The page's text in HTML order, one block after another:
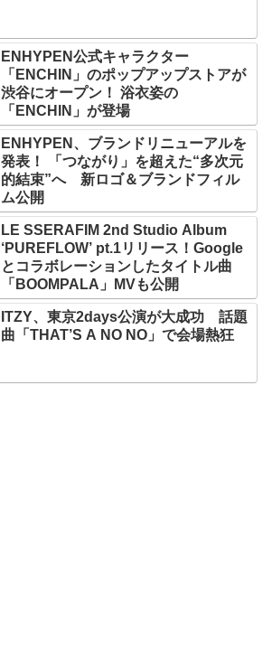
ENHYPEN公式キャラクター
「ENCHIN」のポップアップストアが
渋谷にオープン！ 浴衣姿の
「ENCHIN」が登場
ENHYPEN、ブランドリニューアルを
発表！ 「つながり」を超えた“多次元
的結束”へ 新ロゴ＆ブランドフィル
ム公開
LE SSERAFIM 2nd Studio Album
‘PUREFLOW’ pt.1リリース！Google
とコラボレーションしたタイトル曲
「BOOMPALA」MVも公開
ITZY、東京2days公演が大成功 話題
曲「THAT’S A NO NO」で会場熱狂